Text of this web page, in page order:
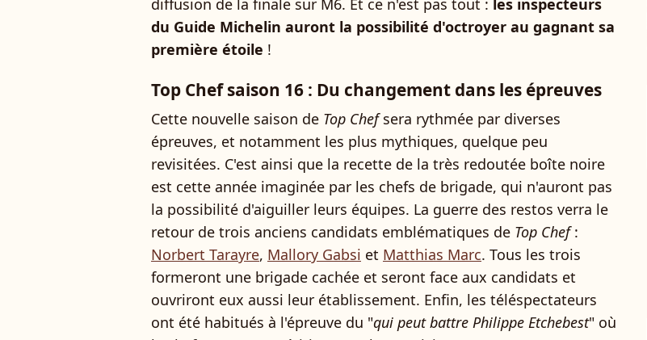
diffusion de la finale sur M6. Et ce n'est pas tout : les inspecteurs
du Guide Michelin auront la possibilité d'octroyer au gagnant sa
première étoile !
Top Chef saison 16 : Du changement dans les épreuves
Cette nouvelle saison de Top Chefsera rythmée par diverses
épreuves, et notamment les plus mythiques, quelque peu
revisitées. C'est ainsi que la recette de la très redoutée boîte noire
est cette année imaginée par les chefs de brigade, qui n'auront pas
la possibilité d'aiguiller leurs équipes. La guerre des restos verra le
retour de trois anciens candidats emblématiques de Top Chef:
Norbert Tarayre, Mallory Gabsi et Matthias Marc. Tous les trois
formeront une brigade cachée et seront face aux candidats et
ouvriront eux aussi leur établissement. Enfin, les téléspectateurs
ont été habitués à l'épreuve du "qui peut battre Philippe Etchebest" où